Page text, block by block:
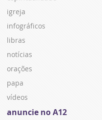
igreja
infográficos
libras
notícias
orações
papa
vídeos
anuncie no A12